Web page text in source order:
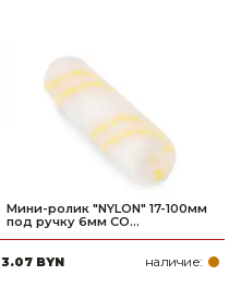
Мини-ролик "NYLON" 17-100мм
под ручку 6мм CO...
3.07 BYN наличие: